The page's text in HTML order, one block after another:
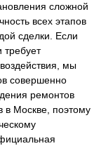
сложной
всех этапов
сделки. Если
мы
совершенно
ремонтов
в Москве, поэтому